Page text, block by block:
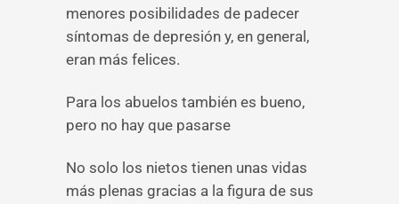
menores posibilidades de padecer
síntomas de depresión y, en general,
eran más felices.
Para los abuelos también es bueno,
pero no hay que pasarse
No solo los nietos tienen unas vidas
más plenas gracias a la figura de sus